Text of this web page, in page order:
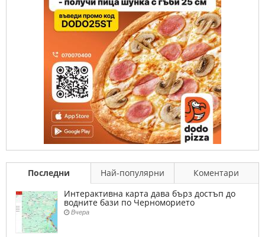
Последни Най-популярни
Коментари
Интерактивна карта дава бърз достъп до
водните бази по Черноморието
Вчера